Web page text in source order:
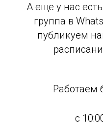
А еще у нас
группа в
публикуем
Работаем
с